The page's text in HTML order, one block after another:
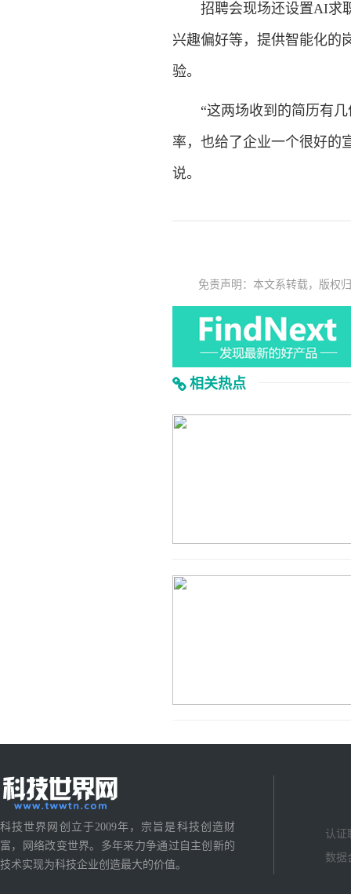
招聘会现场还设置AI求
兴趣偏好等，提供智能化的
验。
“这两场收到的简历有
率，也给了企业一个很好的
说。
免责声明：本文系转载，版权
相关热点
科技世界网创立于2009年，宗旨是科技创造财
富，网络改变世界。多年来力争通过自主创新的
技术实现为科技企业创造最大的价值。
认证
数据